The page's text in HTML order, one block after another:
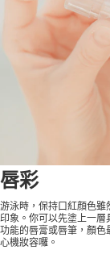
唇彩
游泳時，保持口紅顔色雖
印象。你可以先塗上一層
功能的唇膏或唇筆，顏色
心機妝容囉。